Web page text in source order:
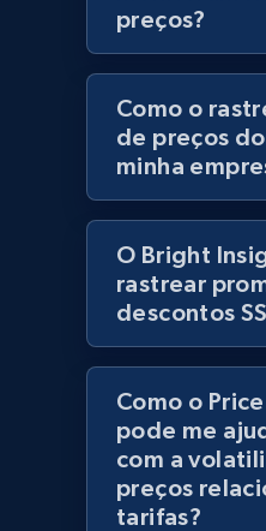
URL, Product id, Title,
Rating, Reviews count,
and more.
1.3K+ 175+
Zara - Products
Category id, Product id,
Currency, Colour code,
more.
preços?
Como o
de preços do
minha
O Bright
rastrear
descontos
Como o
pode me
com a
preços
tarifas?